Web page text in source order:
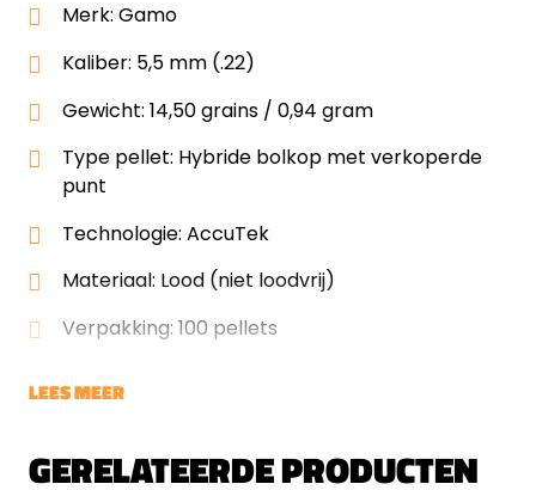
Merk: Gamo
Kaliber: 5,5 mm (.22)
Gewicht: 14,50 grains / 0,94 gram
Type pellet: Hybride bolkop met verkoperde
punt
Technologie: AccuTek
Materiaal: Lood (niet loodvrij)
Verpakking: 100 pellets
LEES MEER
GERELATEERDE PRODUCTEN